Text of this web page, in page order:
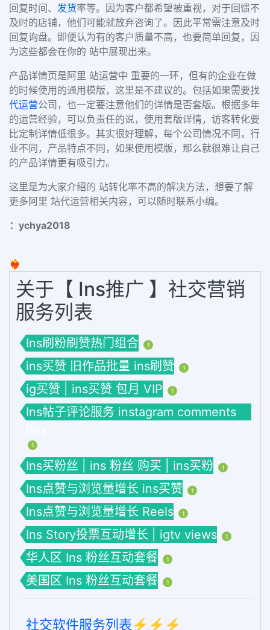
回复时间、 发货率等。因为客户都希望被重视，对于回馈不
及时的店铺，他们可能就放弃咨询了。因此平常需注意及时
回复询盘。即便认为有的客户质量不高，也要简单回复，因
为这些都会在你的 站中展现出来。
产品详情页是阿里 站运营中 重要的一环，但有的企业在做
的时候使用的通用模版，这里是不建议的。包括如果需要找
代运营公司，也一定要注意他们的详情是否套版。根据多年
的运营经验，可以负责任的说，使用套版详情，访客转化要
比定制详情低很多。其实很好理解，每个公司情况不同，行
业不同，产品特点不同，如果使用模版，那么就很难让自己
的产品详情更有吸引力。
这里是为大家介绍的 站转化率不高的解决方法，想要了解
更多阿里 站代运营相关内容，可以随时联系小编。
：ychya2018
❤️‍🔥
关于【 Ins推广 】社交营销
服务列表
Ins刷粉刷赞热门组合 1
ins买赞 旧作品批量 ins刷赞 1
ig买赞 | ins买赞 包月 VIP 1
Ins帖子评论服务 instagram comments
1
Ins买粉丝 | ins 粉丝 购买 | ins买粉 1
Ins点赞与浏览量增长 ins买赞 1
Ins点赞与浏览量增长 Reels 1
Ins Story投票互动增长 | igtv views 1
华人区 Ins 粉丝互动套餐 1
美国区 Ins 粉丝互动套餐 1
社交软件服务列表⚡️⚡️⚡️